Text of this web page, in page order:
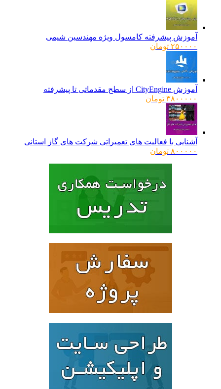
آموزش پیشرفته کامسول ویژه مهندسین شیمی
۲۵۰۰۰۰ تومان
آموزش CityEngine از سطح مقدماتی تا پیشرفته
۳۸۰۰۰۰۰ تومان
آشنایی با فعالیت های تعمیراتی شرکت های گاز استانی
۸۰۰۰۰۰ تومان